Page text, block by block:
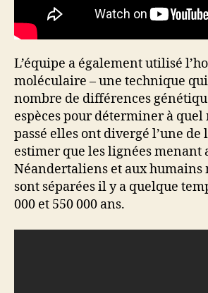
L’équipe a également utilisé
moléculaire – une technique
nombre de différences
espèces pour déterminer à
passé elles ont divergé l’une de
estimer que les lignées menant
Néandertaliens et aux humains
sont séparées il y a quelque
000 et 550 000 ans.